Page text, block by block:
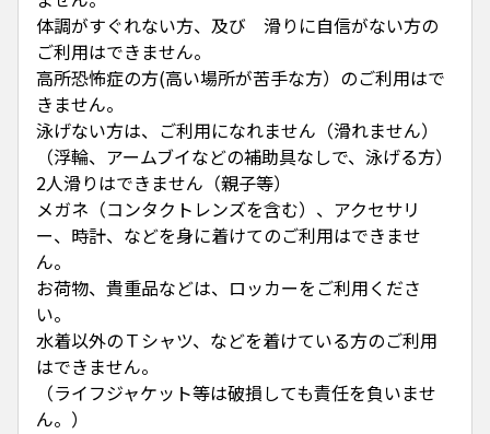
体調がすぐれない方、及び 滑りに自信がない方の
ご利用はできません。
高所恐怖症の方(高い場所が苦手な方）のご利用はで
きません。
泳げない方は、ご利用になれません（滑れません）
（浮輪、アームブイなどの補助具なしで、泳げる方）
2人滑りはできません（親子等）
メガネ（コンタクトレンズを含む）、アクセサリ
ー、時計、などを身に着けてのご利用はできませ
ん。
お荷物、貴重品などは、ロッカーをご利用くださ
い。
水着以外のＴシャツ、などを着けている方のご利用
はできません。
（ライフジャケット等は破損しても責任を負いませ
ん。）